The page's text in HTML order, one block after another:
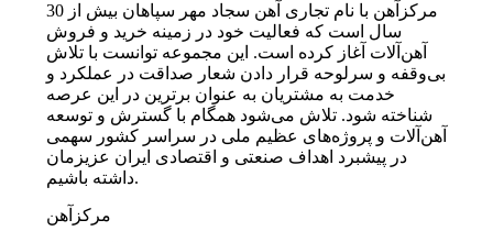
مرکزآهن با نام تجاری آهن سجاد مهر سپاهان بیش از 30
سال است که فعالیت خود در زمینه خرید و فروش
آهن‌آلات آغاز کرده است. این مجموعه توانست با تلاش
بی‌وقفه و سرلوحه قرار دادن شعار صداقت در عملکرد و
خدمت به مشتریان به عنوان برترین در این عرصه
شناخته شود. تلاش می‌شود همگام با گسترش و توسعه
آهن‌آلات و پروژه‌های عظیم ملی در سراسر کشور سهمی
در پیشبرد اهداف صنعتی و اقتصادی ایران عزیزمان
داشته باشیم.
مرکزآهن